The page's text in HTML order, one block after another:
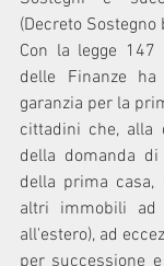
(Decreto Sostegno
Con la legge
delle Finanze
garanzia per la
cittadini che, alla
della domanda
della prima
altri immobili ad
all'estero), ad
per successione